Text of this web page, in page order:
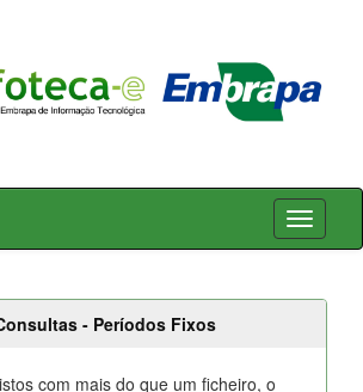
- Períodos Fixos
com mais do que um ficheiro, o